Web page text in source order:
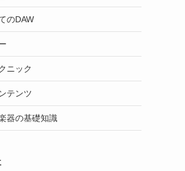
のDAW
ニック
テンツ
器の基礎知識